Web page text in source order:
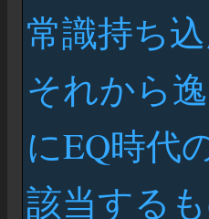
常識持ち
それから
にEQ時代
該当する